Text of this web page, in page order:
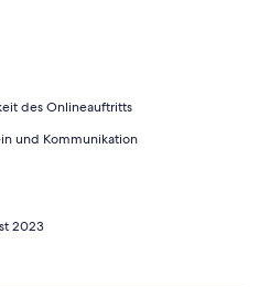
des Onlineauftritts
und Kommunikation
2023